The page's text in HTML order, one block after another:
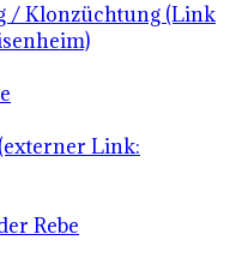
/ Klonzüchtung (Link
Link:
Rebe